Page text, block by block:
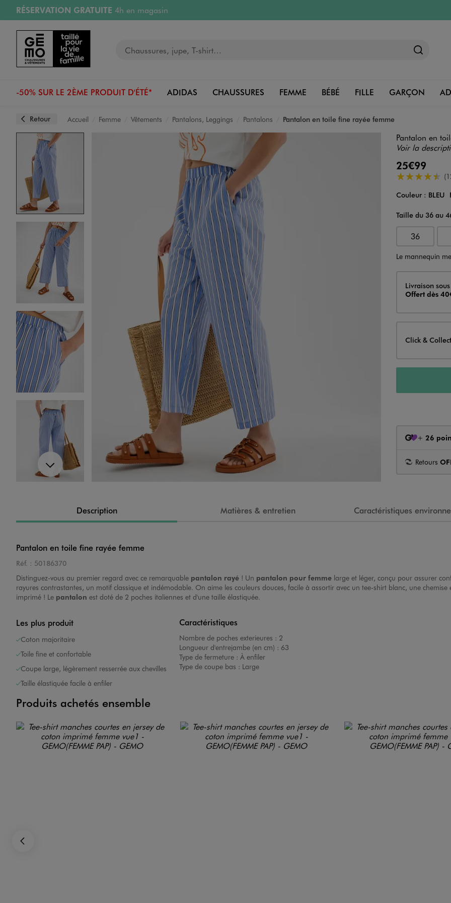
Aller au contenu principal
Aller à la navigation
RÉSERVATION GRATUITE 4h en magasin
Retours OFFERTSpendant 30 jours
LIVRAISON OFFERTE
-50% SUR LE 2ÈME PRODUIT D'ÉTÉ* ADIDAS CHAUSSURES FEMME BÉBÉ FILLE GARÇON
Retour Accueil Femme Vêtements Pantalons, Leggings Pantalons Pantalon en toile fine rayée femme
Image 4 sur 5
Image 5 sur 5
Image 1 sur 5
Image 2 sur 5
Suivant
Pantalon en
Voir la
25€99
4.5/5 de
Couleur
Couleur : BLEU
Taille du 36 au
36
Le mannequin
Livraison
Livraison
Offert dès
Click &
+ 26
Retours
Description Matières & entretien Caractéristiques
Pantalon en toile fine rayée femme
Réf. : 50186370
Distinguez-vous au premier regard avec ce remarquable pantalon rayé ! Un pantalon pour femme large et léger, conçu pour assurer
rayures contrastantes, un motif classique et indémodable. On aime les couleurs douces, facile à assortir avec un tee-shirt blanc, une
imprimé ! Le pantalon est doté de 2 poches italiennes et d'une taille élastiquée.
Les plus produit
Coton majoritaire
Toile fine et confortable
Coupe large, légèrement resserrée aux chevilles
Taille élastiquée facile à enfiler
Caractéristiques
Nombre de poches exterieures : 2
Longueur d'entrejambe (en cm) : 63
Type de fermeture : À enfiler
Type de coupe bas : Large
Produits achetés ensemble